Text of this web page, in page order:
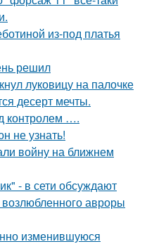
из-под платья
решил
луковицу на палочке
десерт мечты.
контролем ….
не узнать!
войну на ближнем
- в сети обсуждают
авроры
изменившуюся